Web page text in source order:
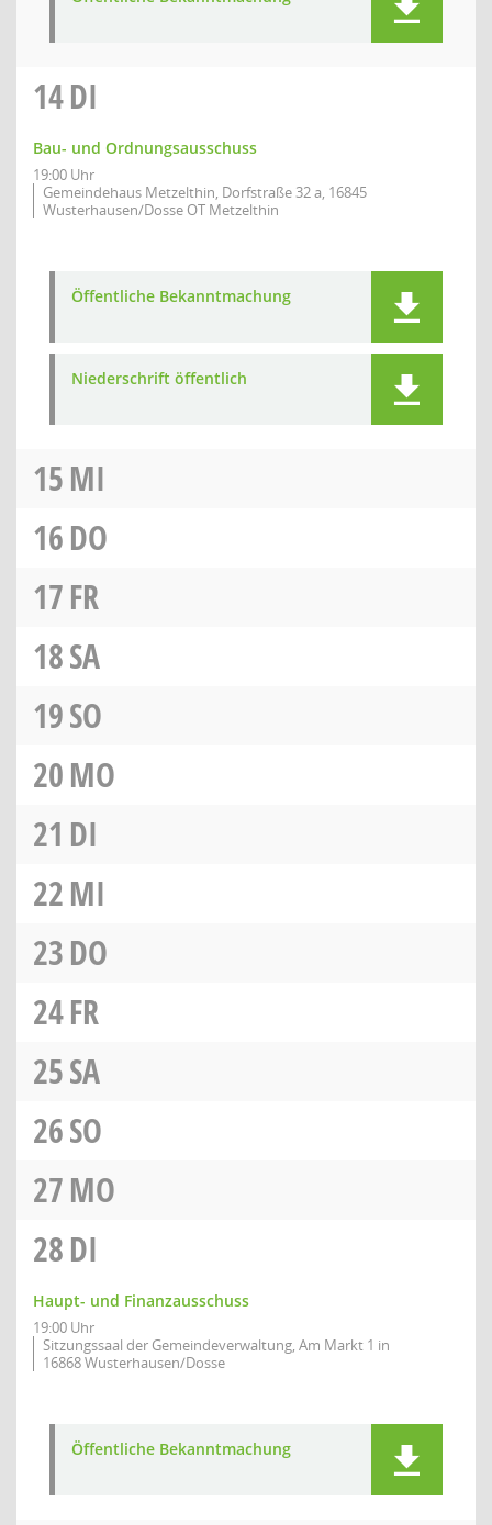
14DI
Bau- und Ordnungsausschuss
19:00 Uhr
Gemeindehaus Metzelthin, Dorfstraße 32 a, 16845
Wusterhausen/Dosse OT Metzelthin
Öffentliche Bekanntmachung
Niederschrift öffentlich
15MI
16DO
17FR
18SA
19SO
20MO
21 DI
22MI
23DO
24FR
25SA
26SO
27MO
28DI
Haupt- und Finanzausschuss
19:00 Uhr
Sitzungssaal der Gemeindeverwaltung, Am Markt 1 in
16868 Wusterhausen/Dosse
Öffentliche Bekanntmachung